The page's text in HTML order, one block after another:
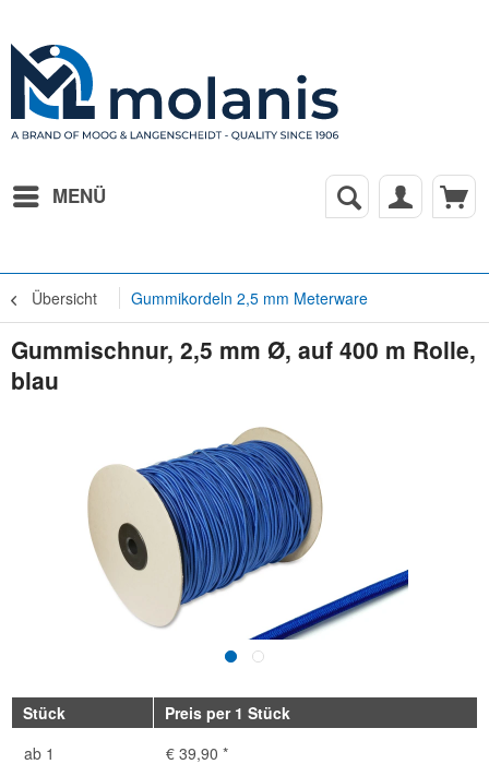
MENÜ
Übersicht Gummikordeln 2,5 mm Meterware
Gummischnur, 2,5 mm Ø, auf 400 m Rolle,
blau
Stück
Preis per 1 Stück
ab 1 € 39,90 *